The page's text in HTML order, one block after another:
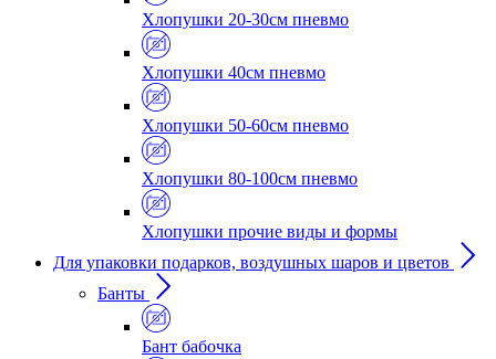
Хлопушки 20-30см пневмо
Хлопушки 40см пневмо
Хлопушки 50-60см пневмо
Хлопушки 80-100см пневмо
Хлопушки прочие виды и формы
Для упаковки подарков, воздушных шаров и цветов
Банты
Бант бабочка